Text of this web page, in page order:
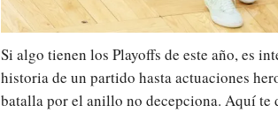
Si algo tienen los Playoffs de este año, es
historia de un partido hasta actuaciones
batalla por el anillo no decepciona. Aquí te